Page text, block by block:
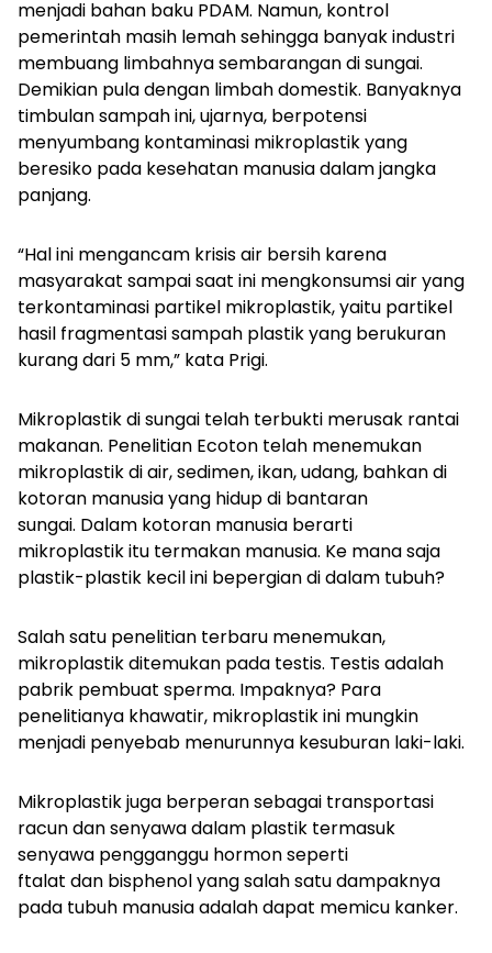
menjadi bahan baku PDAM. Namun, kontrol
pemerintah masih lemah sehingga banyak industri
membuang limbahnya sembarangan di sungai.
Demikian pula dengan limbah domestik. Banyaknya
timbulan sampah ini, ujarnya, berpotensi
menyumbang kontaminasi mikroplastik yang
beresiko pada kesehatan manusia dalam jangka
panjang.
“Hal ini mengancam krisis air bersih karena
masyarakat sampai saat ini mengkonsumsi air yang
terkontaminasi partikel mikroplastik, yaitu partikel
hasil fragmentasi sampah plastik yang berukuran
kurang dari 5 mm,” kata Prigi.
Mikroplastik di sungai telah terbukti merusak rantai
makanan. Penelitian Ecoton telah menemukan
mikroplastik di air, sedimen, ikan, udang, bahkan di
kotoran manusia yang hidup di bantaran
sungai. Dalam kotoran manusia berarti
mikroplastik itu termakan manusia. Ke mana saja
plastik-plastik kecil ini bepergian di dalam tubuh?
Salah satu penelitian terbaru menemukan,
mikroplastik ditemukan pada testis. Testis adalah
pabrik pembuat sperma. Impaknya? Para
penelitianya khawatir, mikroplastik ini mungkin
menjadi penyebab menurunnya kesuburan laki-laki.
Mikroplastik juga berperan sebagai transportasi
racun dan senyawa dalam plastik termasuk
senyawa pengganggu hormon seperti
ftalat dan bisphenol yang salah satu dampaknya
pada tubuh manusia adalah dapat memicu kanker.